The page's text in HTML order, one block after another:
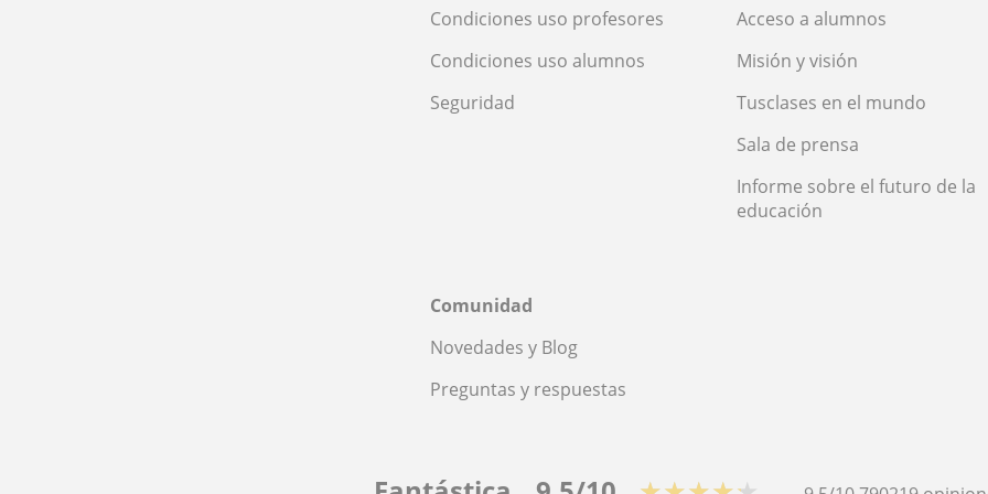
Condiciones uso profesores
Condiciones uso alumnos
Seguridad
Acceso a alumnos
Misión y visión
Tusclases en el mundo
Sala de prensa
Informe sobre el futuro de la
educación
Comunidad
Novedades y Blog
Preguntas y respuestas